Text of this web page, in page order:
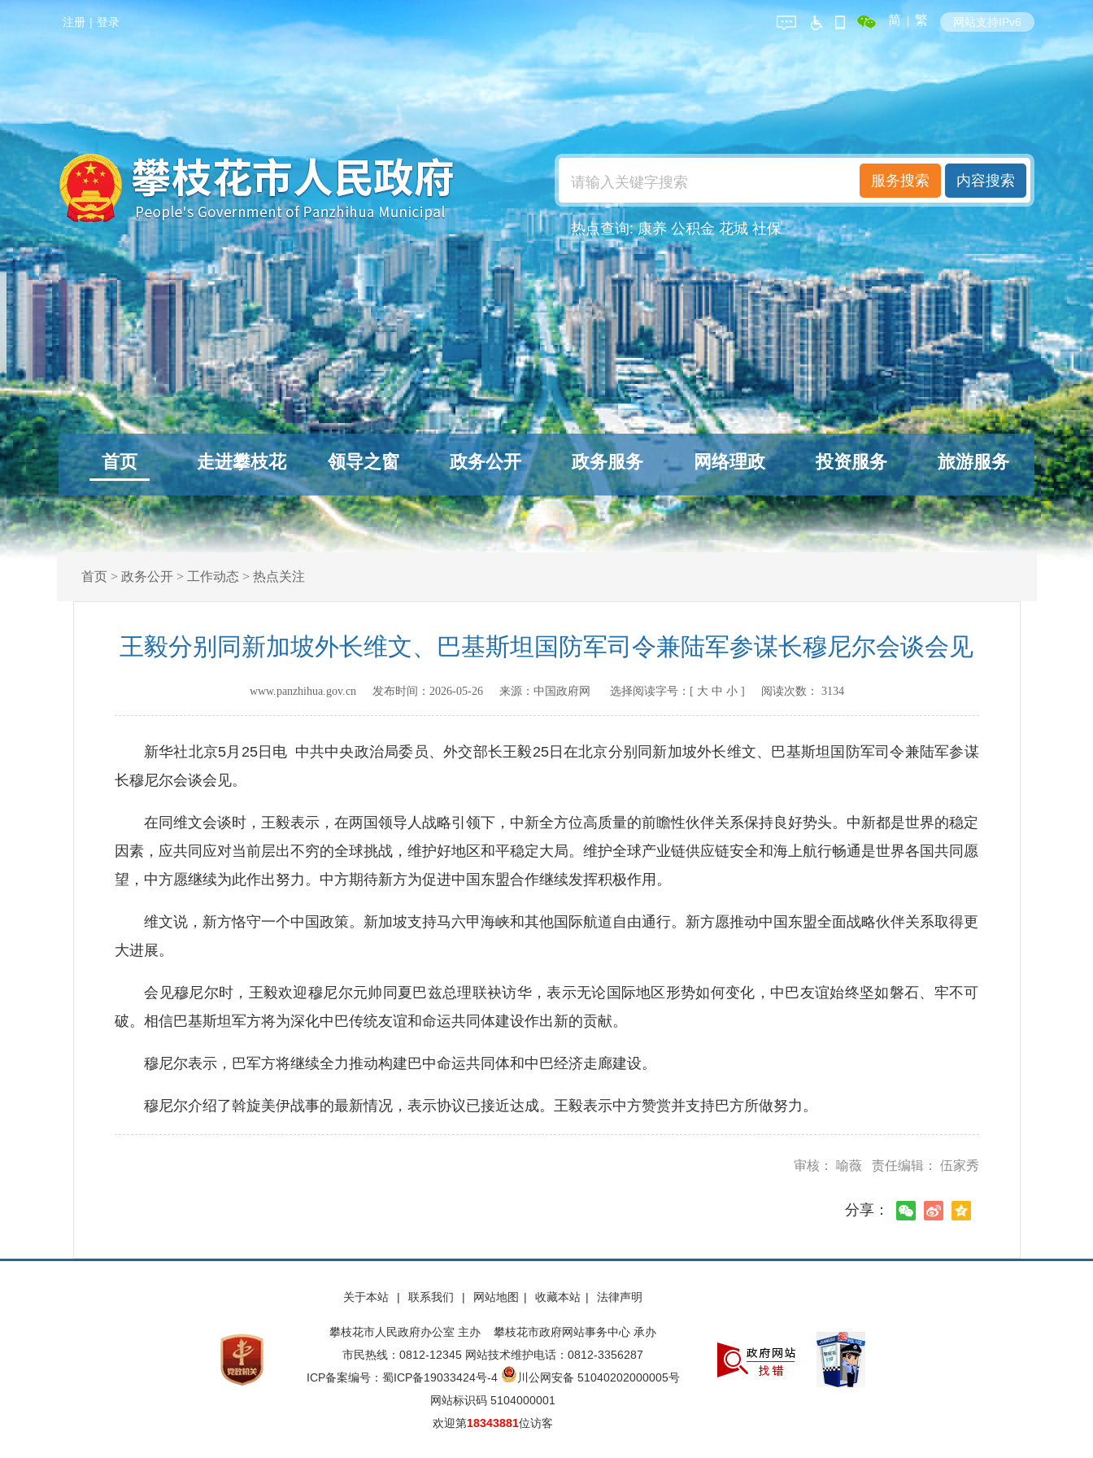
注册 | 登录 简 | 繁 网站支持IPv6
热点查询:康养 公积金 花城 社保
首页 走进攀枝花 领导之窗 政务公开 政务服务 网络理政 投资服务 旅游服务
首页> 政务公开> 工作动态 > 热点关注
王毅分别同新加坡外长维文、巴基斯坦国防军司令兼陆军参谋长穆尼尔会谈会见
www.panzhihua.gov.cn 发布时间： 2026-05-26来源： 中国政府网 选择阅读字号：[ 大 中 小] 阅读次数： 3134
新华社北京5月25日电 中共中央政治局委员、外交部长王毅25日在北京分别同新加坡外长维文、巴基斯坦国防军司令兼陆军参谋
长穆尼尔会谈会见。
在同维文会谈时，王毅表示，在两国领导人战略引领下，中新全方位高质量的前瞻性伙伴关系保持良好势头。中新都是世界的稳定
因素，应共同应对当前层出不穷的全球挑战，维护好地区和平稳定大局。维护全球产业链供应链安全和海上航行畅通是世界各国共同愿
望，中方愿继续为此作出努力。中方期待新方为促进中国东盟合作继续发挥积极作用。
维文说，新方恪守一个中国政策。新加坡支持马六甲海峡和其他国际航道自由通行。新方愿推动中国东盟全面战略伙伴关系取得更
大进展。
会见穆尼尔时，王毅欢迎穆尼尔元帅同夏巴兹总理联袂访华，表示无论国际地区形势如何变化，中巴友谊始终坚如磐石、牢不可
破。相信巴基斯坦军方将为深化中巴传统友谊和命运共同体建设作出新的贡献。
穆尼尔表示，巴军方将继续全力推动构建巴中命运共同体和中巴经济走廊建设。
穆尼尔介绍了斡旋美伊战事的最新情况，表示协议已接近达成。王毅表示中方赞赏并支持巴方所做努力。
审核： 喻薇 责任编辑： 伍家秀
分享：
关于本站 | 联系我们 | 网站地图 | 收藏本站 | 法律声明
攀枝花市人民政府办公室 主办 攀枝花市政府网站事务中心 承办
市民热线：0812-12345 网站技术维护电话：0812-3356287
ICP备案编号：蜀ICP备19033424号-4
川公网安备 51040202000005号
网站标识码 5104000001
欢迎第18343881位访客